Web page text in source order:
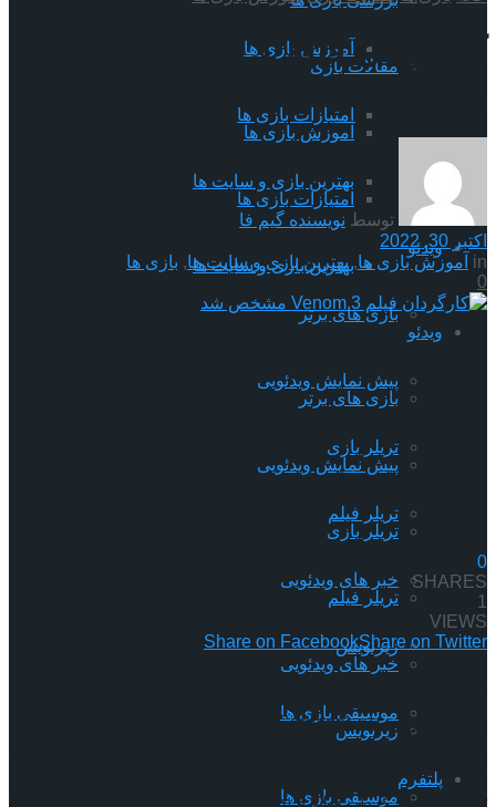
آموزش بازی ها
امتیازات بازی ها
بهترین بازی و سایت ها
ویدئو
بازی های برتر
پیش نمایش ویدئویی
تریلر بازی
تریلر فیلم
خبر های ویدئویی
زیرنویس
موسیقی بازی ها
پلتفرم
مقالات بازی
آموزش بازی ها
امتیازات بازی ها
بهترین بازی و سایت ها
ویدئو
بازی های برتر
پیش نمایش ویدئویی
تریلر بازی
تریلر فیلم
خبر های ویدئویی
زیرنویس
موسیقی بازی ها
کارگردان فیلم Venom 3
توسط نویسنده گیم فا
اکتبر 30, 2022
in آموزش بازی ها,بهترین بازی و سایت ها, بازی ها
0
0
SHARES
1
VIEWS
Share on FacebookShare on Twitter
نویسنده دو فیلم قبلی یعنی کلی مارسل قرار است سکان
کارگردانی فیلم Venom 3 را در دست داشته باشد. فیلم ونوم:
گذشته میلادی روی پرده سینماها اکران شد و به دنبال آن نیز کمپانی